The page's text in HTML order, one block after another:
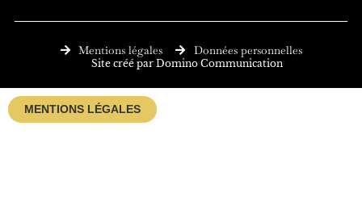
b
o
k
e
i
n
Mentions légales Données personnelles
Site créé par Domino Communication
MENTIONS LÉGALES